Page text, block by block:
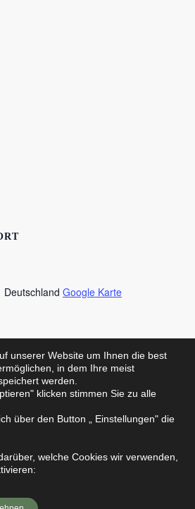
Deutschland Google Karte
Jubiläum 50 Jahre – Programm offen vom
unserer Website um Ihnen die best
in dem Ihre meist
werden.
klicken stimmen Sie zu alle
über den Button „ Einstellungen" die
welche Cookies wir verwenden,